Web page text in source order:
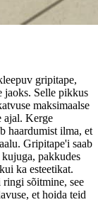
gripitape,
jaoks. Selle pikkus
maksimaalse
ajal. Kerge
haardumist ilma, et
Gripitape'i saab
kujuga, pakkudes
ka esteetikat.
sõitmine, see
et hoida teid